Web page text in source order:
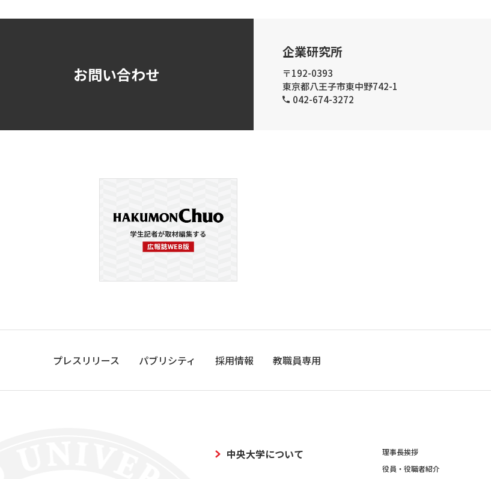
お問い合わせ
企業研究所
〒192-0393
東京都八王子市東中野742-1
042-674-3272
プレスリリース パブリシティ 採用情報 教職員専用
中央大学について 理事長挨拶
役員・役職者紹介